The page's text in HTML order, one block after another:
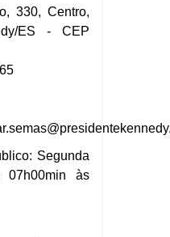
330, Centro,
ES - CEP
Segunda
07h00min às